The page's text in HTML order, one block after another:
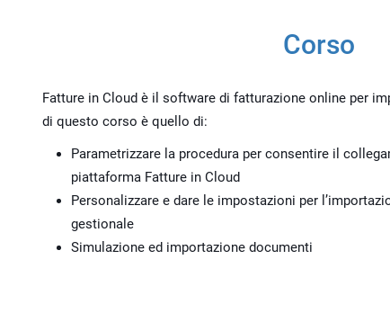
Corso
Fatture in Cloud è il software di fatturazione online per
di questo corso è quello di:
Parametrizzare la procedura per consentire il
piattaforma Fatture in Cloud
Personalizzare e dare le impostazioni per
gestionale
Simulazione ed importazione documenti